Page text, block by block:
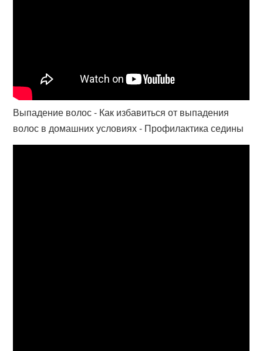
Выпадение волос - Как избавиться от выпадения
волос в домашних условиях - Профилактика седины